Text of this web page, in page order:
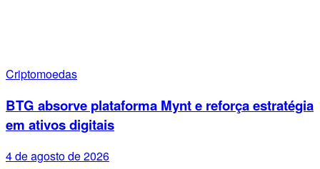
Criptomoedas
BTG absorve plataforma Mynt e reforça estratégia
em ativos digitais
4 de agosto de 2026